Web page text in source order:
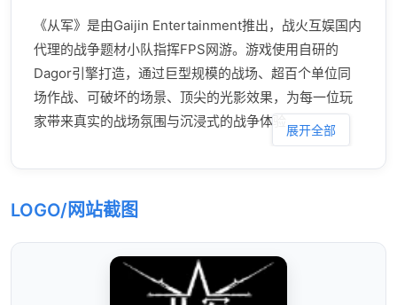
《从军》是由Gaijin Entertainment推出，战火互娱国内
代理的战争题材小队指挥FPS网游。游戏使用自研的
Dagor引擎打造，通过巨型规模的战场、超百个单位同
场作战、可破坏的场景、顶尖的光影效果，为每一位玩
家带来真实的战场氛围与沉浸式的战争体验
展开全部
LOGO/网站截图